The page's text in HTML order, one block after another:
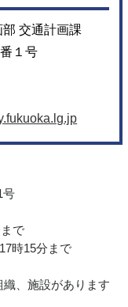
交通計画課
１号
号
で
時15分まで
、施設があります